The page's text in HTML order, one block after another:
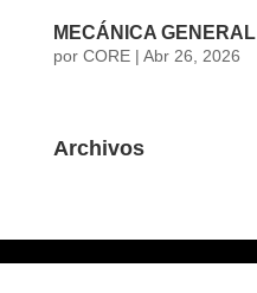
MECÁNICA GENERAL
por CORE| Abr 26, 2026
Archivos